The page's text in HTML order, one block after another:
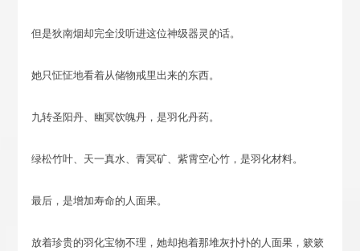
但是狄南烟却完全没听进这位神级器灵的话。
她只怔怔地看着从储物戒里出来的东西。
九转圣阳丹、幽冥饮魄丹，是羽化丹药。
绿松竹叶、天一真水、青冥矿、紫霄空心竹，是羽化材料。
最后，是增加寿命的人面果。
放着珍贵的羽化宝物不理，她却抱着那堆灰扑扑的人面果，簌簌